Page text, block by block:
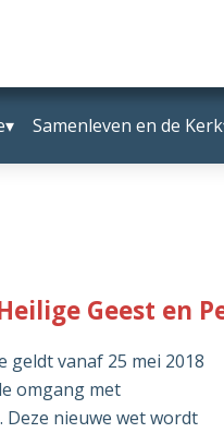
Samenleven en de Kerk
Geest en
geldt vanaf 25 mei 2018
omgang met
Deze nieuwe wet wordt